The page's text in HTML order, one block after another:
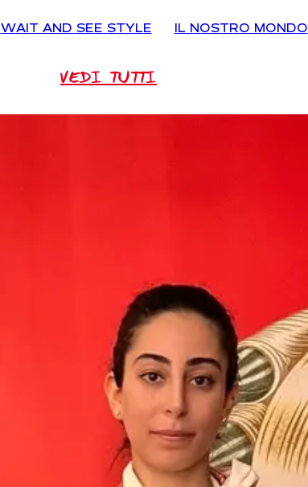
WAIT AND SEE STYLE IL NOSTRO MONDO
VEDI TUTTI